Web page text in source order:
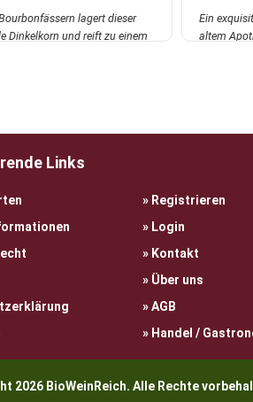
lagert dieser
Dinkelkorn und reift zu einem
Ein
altem
Links
Registrieren
Login
Kontakt
Über uns
AGB
Handel /
2026 BioWeinReich. Alle Rechte